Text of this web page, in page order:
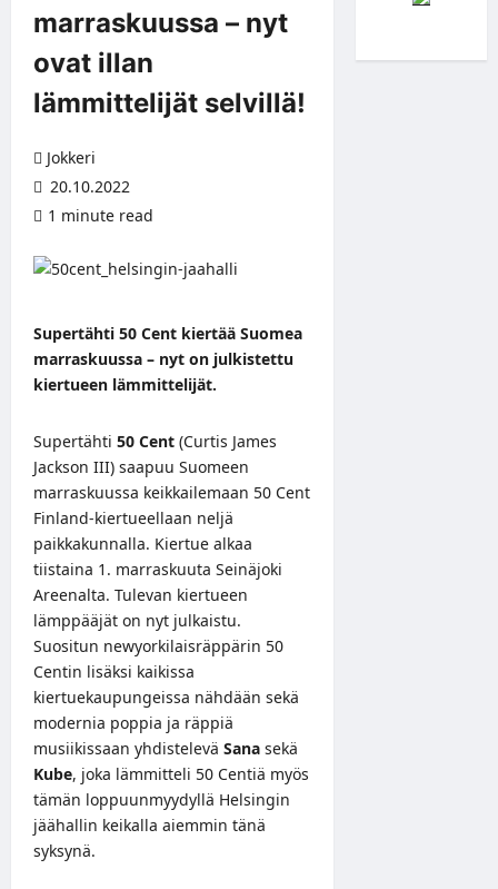
marraskuussa – nyt
ovat illan
lämmittelijät selvillä!
Jokkeri
20.10.2022
1 minute read
Supertähti 50 Cent kiertää Suomea
marraskuussa – nyt on julkistettu
kiertueen lämmittelijät.
Supertähti 50 Cent (Curtis James
Jackson III) saapuu Suomeen
marraskuussa keikkailemaan 50 Cent
Finland-kiertueellaan neljä
paikkakunnalla. Kiertue alkaa
tiistaina 1. marraskuuta Seinäjoki
Areenalta. Tulevan kiertueen
lämppääjät on nyt julkaistu.
Suositun newyorkilaisräppärin 50
Centin lisäksi kaikissa
kiertuekaupungeissa nähdään sekä
modernia poppia ja räppiä
musiikissaan yhdistelevä Sana sekä
Kube, joka lämmitteli 50 Centiä myös
tämän loppuunmyydyllä Helsingin
jäähallin keikalla aiemmin tänä
syksynä.